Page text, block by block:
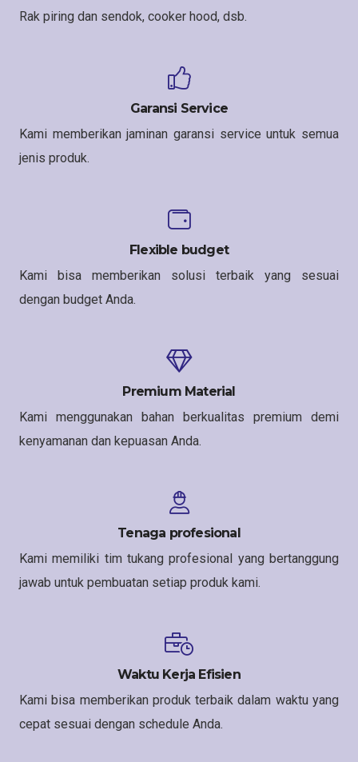
Rak piring dan sendok, cooker hood, dsb.
Garansi Service
Kami memberikan jaminan garansi service untuk semua
jenis produk.
Flexible budget
Kami bisa memberikan solusi terbaik yang sesuai
dengan budget Anda.
Premium Material
Kami menggunakan bahan berkualitas premium demi
kenyamanan dan kepuasan Anda.
Tenaga profesional
Kami memiliki tim tukang profesional yang bertanggung
jawab untuk pembuatan setiap produk kami.
Waktu Kerja Efisien
Kami bisa memberikan produk terbaik dalam waktu yang
cepat sesuai dengan schedule Anda.